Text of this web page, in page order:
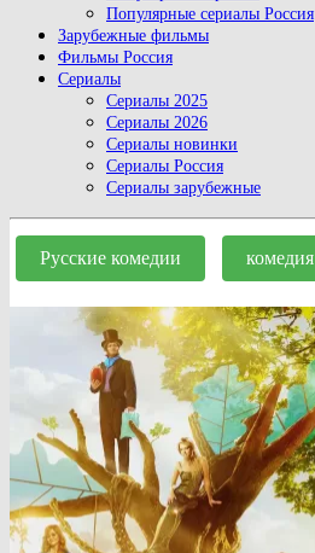
Популярные сериалы Россия
Зарубежные фильмы
Фильмы Россия
Сериалы
Сериалы 2025
Сериалы 2026
Сериалы новинки
Сериалы Россия
Сериалы зарубежные
Close
Button
Русские комедии комедия